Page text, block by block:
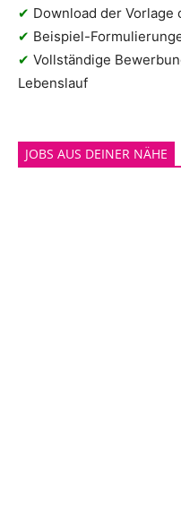
✔ Download der Vorlage
✔ Beispiel-
✔ Vollständige
Lebenslauf
JOBS AUS DEINER NÄHE